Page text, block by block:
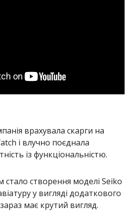
врахувала скарги на
і влучно поєднала
із функціональністю.
створення моделі Seiko
у вигляді додаткового
має крутий вигляд.